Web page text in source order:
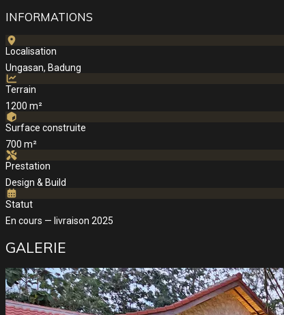
INFORMATIONS
Localisation
Ungasan, Badung
Terrain
1200 m²
Surface construite
700 m²
Prestation
Design & Build
Statut
En cours — livraison 2025
GALERIE